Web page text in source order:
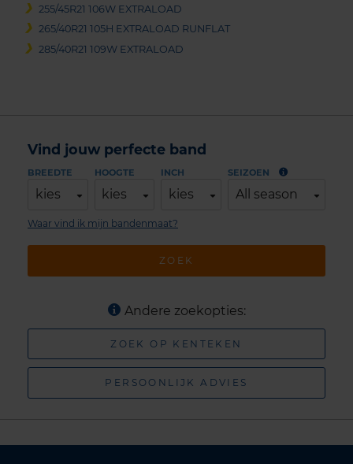
255/45R21 106W EXTRALOAD
265/40R21 105H EXTRALOAD RUNFLAT
285/40R21 109W EXTRALOAD
Vind jouw perfecte band
BREEDTE
kies
HOOGTE
kies
INCH
kies
SEIZOEN
All season
ZOEK
Waar vind ik mijn bandenmaat?
Andere zoekopties:
ZOEK OP KENTEKEN
PERSOONLIJK ADVIES